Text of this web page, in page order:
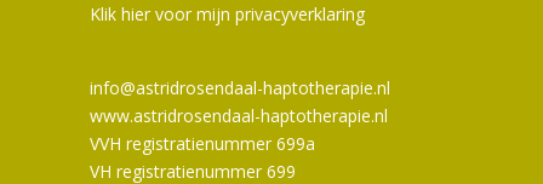
Klik hier voor mijn privacyverklaring
info@astridrosendaal-haptotherapie.nl
www.astridrosendaal-haptotherapie.nl
VVH registratienummer 699a
VH registratienummer 699